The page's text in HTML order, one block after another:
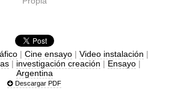
| Cine ensayo | Video instalación |
| investigación creación | Ensayo|
Argentina
Descargar PDF